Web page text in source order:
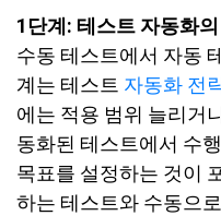
1단계 : 테스트 자동화
수동 테스트에서 자동
계는 테스트 자동화 전
에는 적용 범위 늘리거
동화된 테스트에서 수
목표를 설정하는 것이
하는 테스트와 수동으